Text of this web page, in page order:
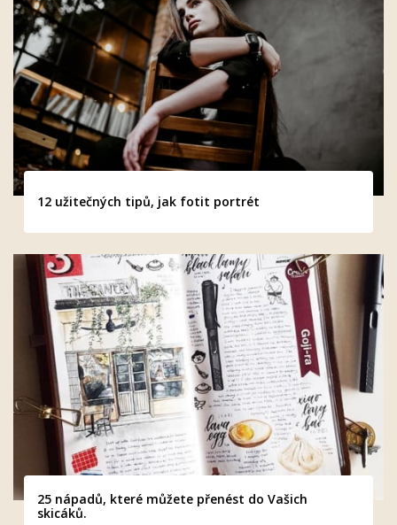
12 užitečných tipů, jak fotit portrét
25 nápadů, které můžete přenést do Vašich
skicáků.